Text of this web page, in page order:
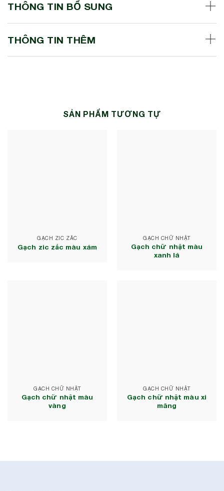
THÔNG TIN BỔ SUNG
THÔNG TIN THÊM
SẢN PHẨM TƯƠNG TỰ
GẠCH ZIC ZẮC
Gạch zic zắc màu xám
GẠCH CHỮ NHẬT
Gạch chữ nhật màu
xanh lá
GẠCH CHỮ NHẬT
Gạch chữ nhật màu
vàng
GẠCH CHỮ NHẬT
Gạch chữ nhật màu xi
măng